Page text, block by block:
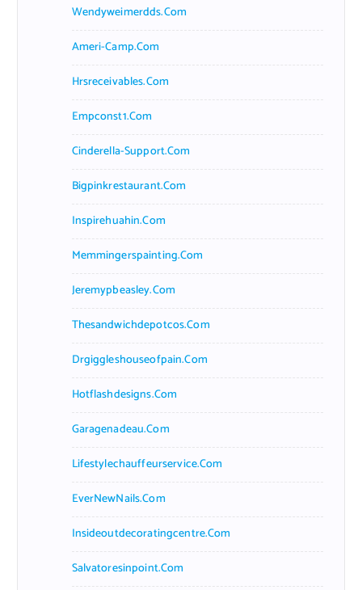
Wendyweimerdds.com
Ameri-Camp.com
Hrsreceivables.com
Empconst1.com
Cinderella-Support.com
Bigpinkrestaurant.com
Inspirehuahin.com
Memmingerspainting.com
Jeremypbeasley.com
Thesandwichdepotcos.com
Drgiggleshouseofpain.com
Hotflashdesigns.com
Garagenadeau.com
Lifestylechauffeurservice.com
EverNewNails.com
Insideoutdecoratingcentre.com
Salvatoresinpoint.com